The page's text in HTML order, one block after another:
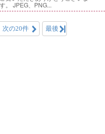
す。 JPEG、PNG...
次の20件 最後